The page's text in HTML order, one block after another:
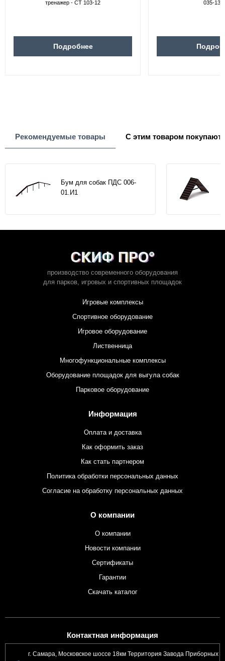
тренажер - СТ 103-12
Подробнее
035-
Рекомендуемые товары С этим товаром покупают
Бум для собак ПДС 006-
01.И1
производство современного оборудования
для парков, игровых и спортивных площадок
Игровые комплексы
Спортивное оборудование
Игровое оборудование
Лиственница
Многофункциональные комплексы
Оборудование площадок для выгула собак
Парковое оборудование
Информация
Оплата и доставка
Как оформить заказ
Как стать партнером
Политика обработки персональных данных
Согласие на обработку персональных данных
О компании
О компании
Новости компании
Сертификаты
Гарантии
Скачать каталог
Контактная информация
г. Самара, Московское шоссе 18км Территория Завода Приборных